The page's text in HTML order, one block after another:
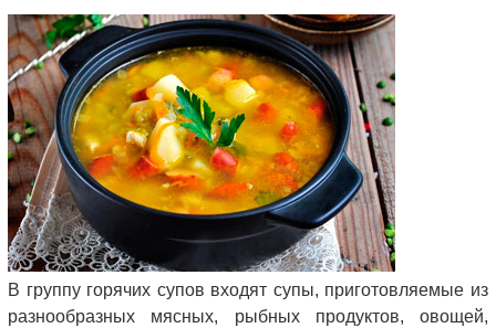
В группу горячих супов входят супы, приготовляемые из
разнообразных мясных, рыбных продуктов, овощей,